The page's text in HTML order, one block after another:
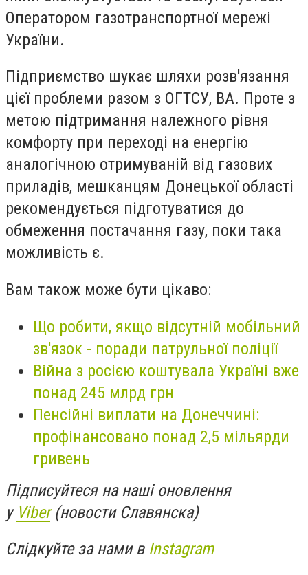
Оператором газотранспортної мережі
України.
Підприємство шукає шляхи розв'язання
цієї проблеми разом з ОГТСУ, ВА. Проте з
метою підтримання належного рівня
комфорту при переході на енергію
аналогічною отримуваній від газових
приладів, мешканцям Донецької області
рекомендується підготуватися до
обмеження постачання газу, поки така
можливість є.
Вам також може бути цікаво:
Що робити, якщо відсутній мобільний
зв'язок - поради патрульної поліції
Війна з росією коштувала Україні вже
понад 245 млрд грн
Пенсійні виплати на Донеччині:
профінансовано понад 2,5 мільярди
гривень
Підписуйтеся на наші оновлення
у Viber(новости Славянска)
Слідкуйте за нами в Instagram